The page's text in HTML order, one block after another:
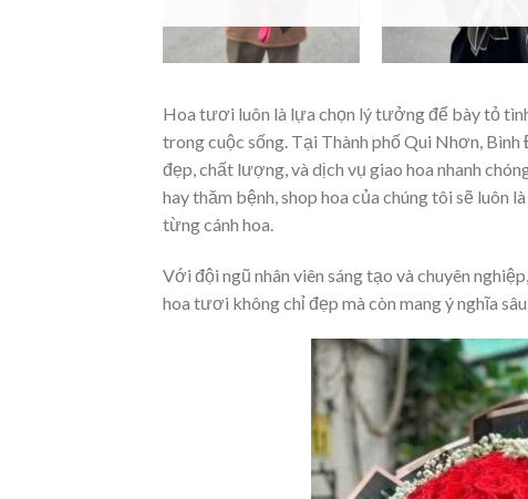
Hoa tươi luôn là lựa chọn lý tưởng để bày tỏ
trong cuộc sống. Tại Thành phố Qui Nhơn,
đẹp, chất lượng, và dịch vụ giao hoa nhanh
hay thăm bệnh, shop hoa của chúng tôi sẽ luôn
từng cánh hoa.
Với đội ngũ nhân viên sáng tạo và chuyên
hoa tươi không chỉ đẹp mà còn mang ý nghĩa